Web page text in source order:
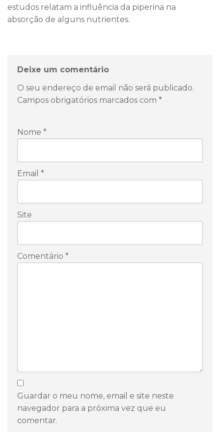
estudos relatam a influência da piperina na
absorção de alguns nutrientes.
Deixe um comentário
O seu endereço de email não será publicado.
Campos obrigatórios marcados com *
Nome *
Email *
Site
Comentário *
Guardar o meu nome, email e site neste
navegador para a próxima vez que eu
comentar.